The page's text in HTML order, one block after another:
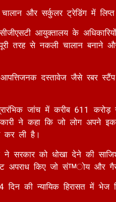
आयुक्तालय के
तरह से नकली चालान
दस्तावेज जैसे रबर
जांच में करीब 611
ने कहा कि जो लोग अपने
कर ली है।
ने सरकार को धोखा देने की
अपराध किए जो सं™ोय और गैर-
दिन की न्यायिक हिरासत में
लागू